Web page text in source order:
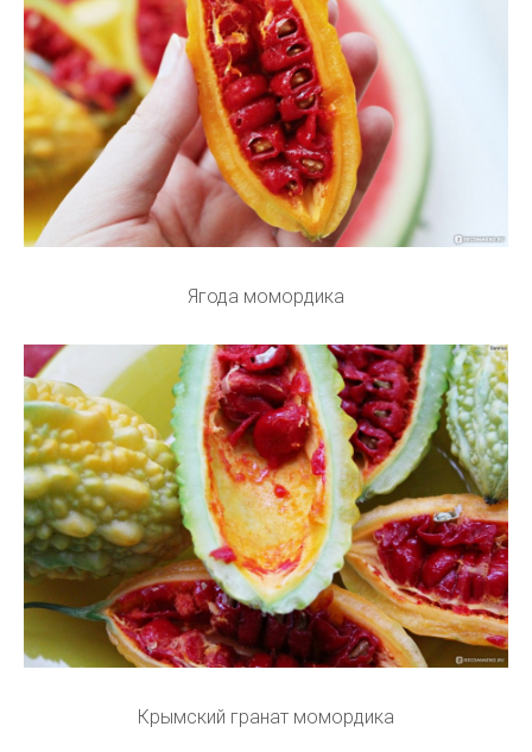
Ягода момордика
Крымский гранат момордика